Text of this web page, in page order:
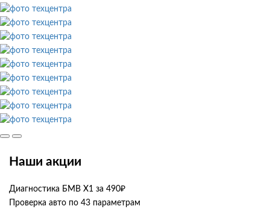
Наши акции
Диагностика БМВ Х1 за 490₽
Проверка авто по 43 параметрам